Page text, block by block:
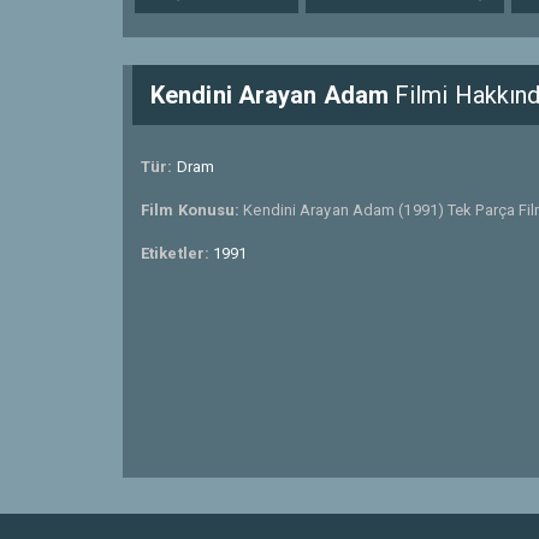
Kendini Arayan Adam Filmi
Tür: Dram
Film Konusu: Kendini Arayan Adam (1991) Tek Parça
Etiketler: 1991